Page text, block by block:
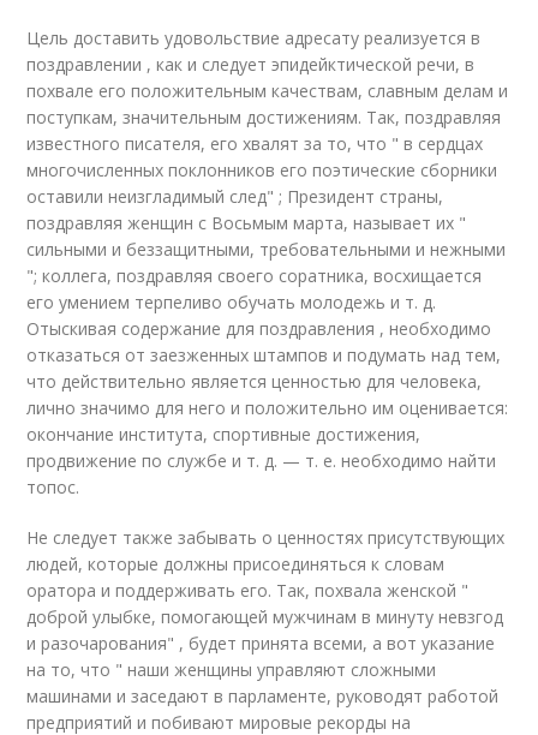
Цель доставить удовольствие адресату реализуется в
поздравлении , как и следует эпидейктической речи, в
похвале его положительным качествам, славным делам и
поступкам, значительным достижениям. Так, поздравляя
известного писателя, его хвалят за то, что " в сердцах
многочисленных поклонников его поэтические сборники
оставили неизгладимый след" ; Президент страны,
поздравляя женщин с Восьмым марта, называет их "
сильными и беззащитными, требовательными и нежными
"; коллега, поздравляя своего соратника, восхищается
его умением терпеливо обучать молодежь и т. д.
Отыскивая содержание для поздравления , необходимо
отказаться от заезженных штампов и подумать над тем,
что действительно является ценностью для человека,
лично значимо для него и положительно им оценивается:
окончание института, спортивные достижения,
продвижение по службе и т. д. — т. е. необходимо найти
топос.
Не следует также забывать о ценностях присутствующих
людей, которые должны присоединяться к словам
оратора и поддерживать его. Так, похвала женской "
доброй улыбке, помогающей мужчинам в минуту невзгод
и разочарования" , будет принята всеми, а вот указание
на то, что " наши женщины управляют сложными
машинами и заседают в парламенте, руководят работой
предприятий и побивают мировые рекорды на